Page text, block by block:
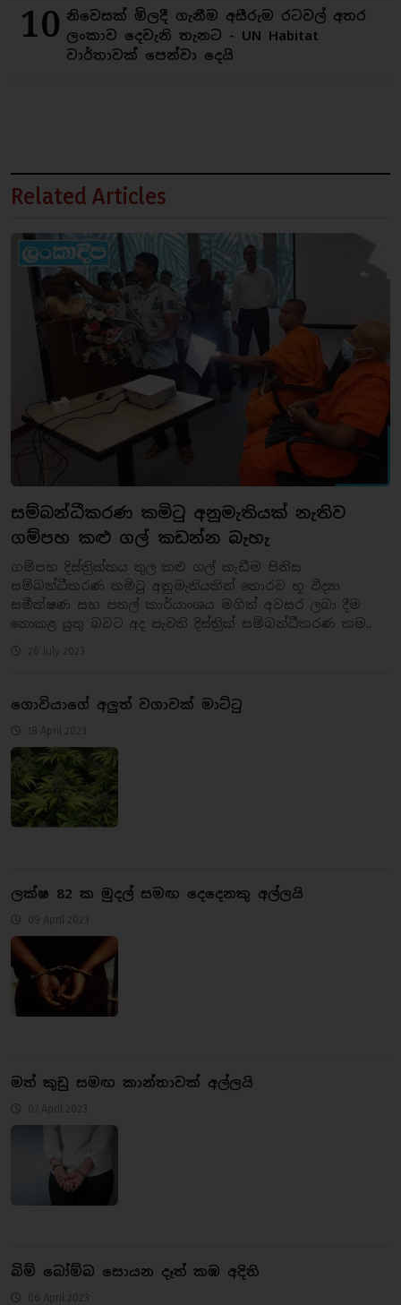
10 නිවෙසක් මිලදී ගැනීම අසීරුම රටවල් අතර
ලංකාව දෙවැනි තැනට - UN Habitat
වාර්තාවක් පෙන්වා දෙයි
Related Articles
සම්බන්ධීකරණ කමිටු අනුමැතියක් නැතිව
ගම්පහ කළු ගල් කඩන්න බැහැ
ගම්පහ දිස්ත්‍රික්කය තුල කළු ගල් කැඩීම පිනිස
සම්බන්ධීකරණ කමිටු අනුමැතියකින් තොරව භූ විද්‍යා
සමීක්ෂණ සහ පතල් කාර්යාංශය මගින් අවසර ලබා දීම
නොකළ යුතු බවට අද පැවති දිස්ත්‍රික් සම්බන්ධීකරණ කම..
26 July 2023
ගොවියාගේ අලුත් වගාවක් මාට්ටු
18 April 2023
ලක්ෂ 82 ක මුදල් සමඟ දෙදෙනකු අල්ලයි
09 April 2023
මත් කුඩු සමඟ කාන්තාවක් අල්ලයි
07 April 2023
බිම් බෝම්බ සොයන දෑත් කඹ අදිති
06 April 2023